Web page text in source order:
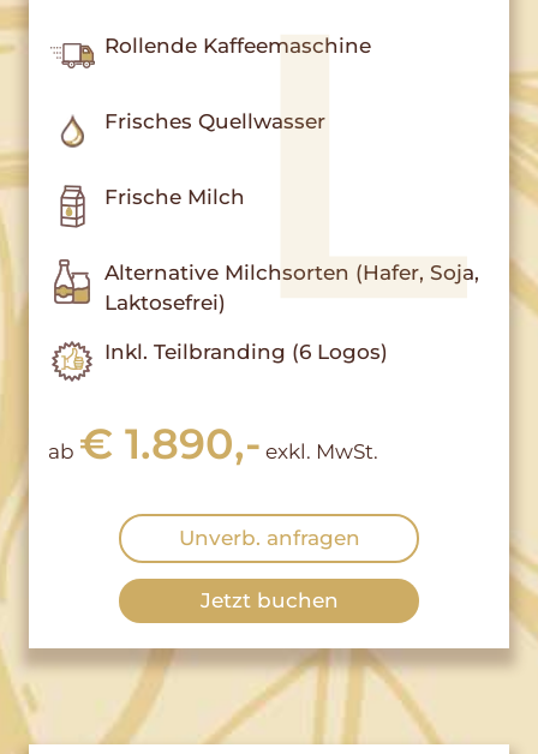
Rollende Kaffeemaschine
Frisches Quellwasser
Frische Milch
Alternative Milchsorten (Hafer, Soja,
Laktosefrei)
Inkl. Teilbranding (6 Logos)
ab € 1.890,- exkl. MwSt.
Unverb. anfragen
Jetzt buchen